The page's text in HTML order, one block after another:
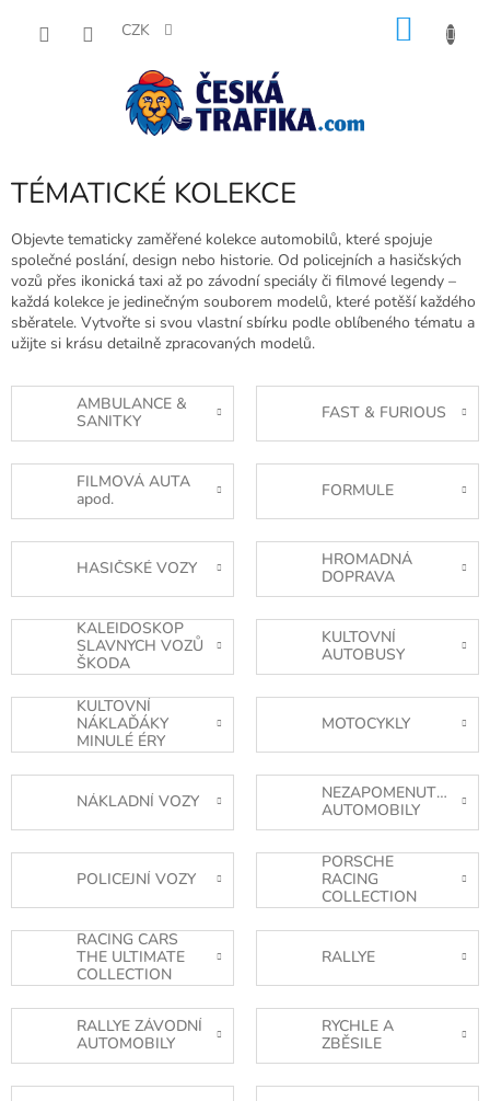
CZK
TÉMATICKÉ KOLEKCE
Objevte tematicky zaměřené kolekce automobilů, které spojuje
společné poslání, design nebo historie. Od policejních a hasičských
vozů přes ikonická taxi až po závodní speciály či filmové legendy –
každá kolekce je jedinečným souborem modelů, které potěší každého
sběratele. Vytvořte si svou vlastní sbírku podle oblíbeného tématu a
užijte si krásu detailně zpracovaných modelů.
AMBULANCE &
SANITKY
FAST & FURIOUS
FILMOVÁ AUTA
apod.
FORMULE
HASIČSKÉ VOZY
HROMADNÁ
DOPRAVA
KALEIDOSKOP
SLAVNYCH VOZŮ
ŠKODA
KULTOVNÍ
AUTOBUSY
KULTOVNÍ
NÁKLAĎÁKY
MINULÉ ÉRY
MOTOCYKLY
NÁKLADNÍ VOZY
NEZAPOMENUTELNÉ
AUTOMOBILY
POLICEJNÍ VOZY
PORSCHE
RACING
COLLECTION
RACING CARS
THE ULTIMATE
COLLECTION
RALLYE
RALLYE ZÁVODNÍ
AUTOMOBILY
RYCHLE A
ZBĚSILE